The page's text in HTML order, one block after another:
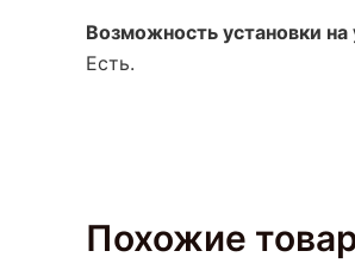
Возможность установки на
Есть.
Похожие